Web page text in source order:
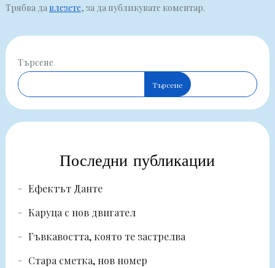
Трябва да влезете, за да публикувате коментар.
Търсене
Търсене
Последни публикации
Ефектът Данте
Каруца с нов двигател
Гъвкавостта, която те застрелва
Стара сметка, нов номер